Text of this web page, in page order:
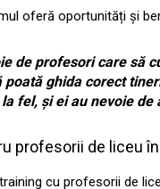
oferă oportunități și
de profesori care să
poată ghida corect
fel, și ei au nevoie de
profesorii de liceu
cu profesorii de